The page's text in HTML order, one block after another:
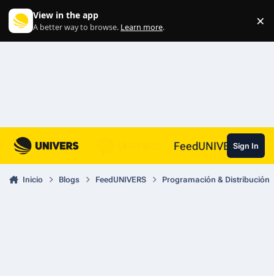
View in the app
A better way to browse. Learn more. ×
FeedUNIVERSSign In
Inicio Blogs FeedUNIVERS Programación & Distribución